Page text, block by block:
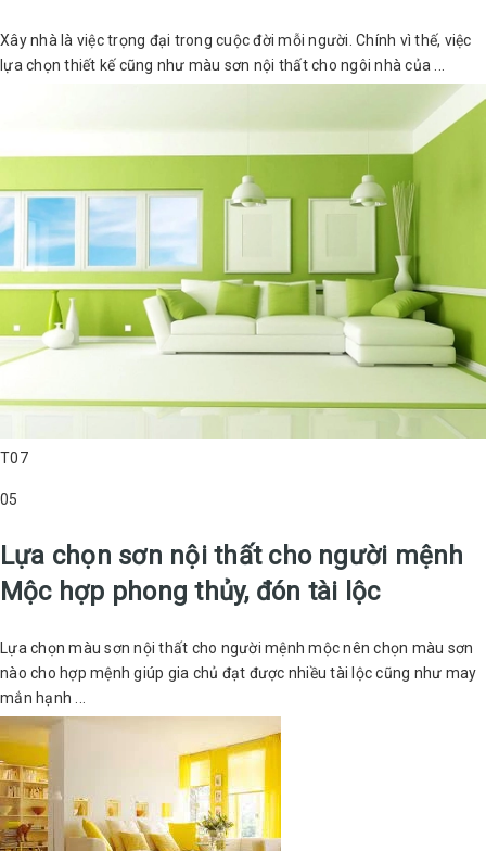
Xây nhà là việc trọng đại trong cuộc đời mỗi người. Chính vì thế, việc
lựa chọn thiết kế cũng như màu sơn nội thất cho ngôi nhà của ...
T07
05
Lựa chọn sơn nội thất cho người mệnh
Mộc hợp phong thủy, đón tài lộc
Lựa chọn màu sơn nội thất cho người mệnh mộc nên chọn màu sơn
nào cho hợp mệnh giúp gia chủ đạt được nhiều tài lộc cũng như may
mắn hạnh ...